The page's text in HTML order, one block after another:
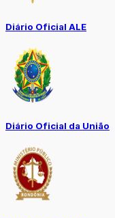
Diário Oficial ALE
Diário Oficial da União